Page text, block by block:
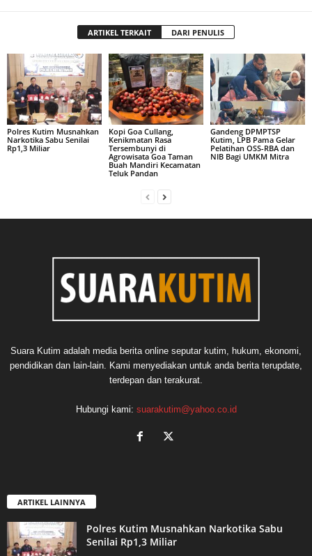
ARTIKEL TERKAIT DARI PENULIS
Polres Kutim Musnahkan
Narkotika Sabu Senilai
Rp1,3 Miliar
Kopi Goa Cullang,
Kenikmatan Rasa
Tersembunyi di
Agrowisata Goa Taman
Buah Mandiri Kecamatan
Teluk Pandan
Gandeng DPMPTSP
Kutim, LPB Pama Gelar
Pelatihan OSS-RBA dan
NIB Bagi UMKM Mitra
Suara Kutim adalah media berita online seputar kutim, hukum, ekonomi,
pendidikan dan lain-lain. Kami menyediakan untuk anda berita terupdate,
terdepan dan terakurat.
Hubungi kami: suarakutim@yahoo.co.id
ARTIKEL LAINNYA
Polres Kutim Musnahkan Narkotika Sabu
Senilai Rp1,3 Miliar